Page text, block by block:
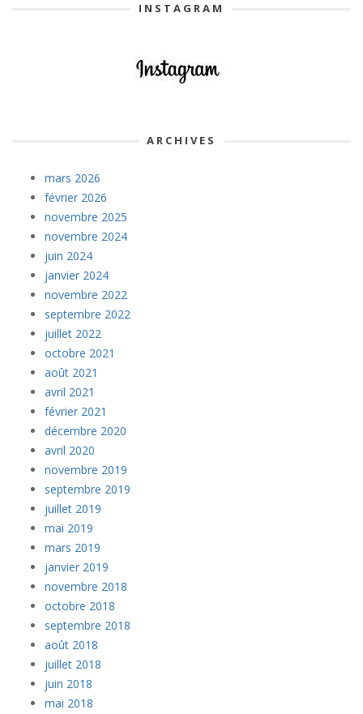
INSTAGRAM
ARCHIVES
mars 2026
février 2026
novembre 2025
novembre 2024
juin 2024
janvier 2024
novembre 2022
septembre 2022
juillet 2022
octobre 2021
août 2021
avril 2021
février 2021
décembre 2020
avril 2020
novembre 2019
septembre 2019
juillet 2019
mai 2019
mars 2019
janvier 2019
novembre 2018
octobre 2018
septembre 2018
août 2018
juillet 2018
juin 2018
mai 2018